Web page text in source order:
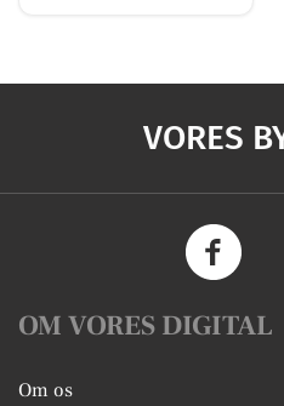
VORES
OM VORES DIGITAL
Om os